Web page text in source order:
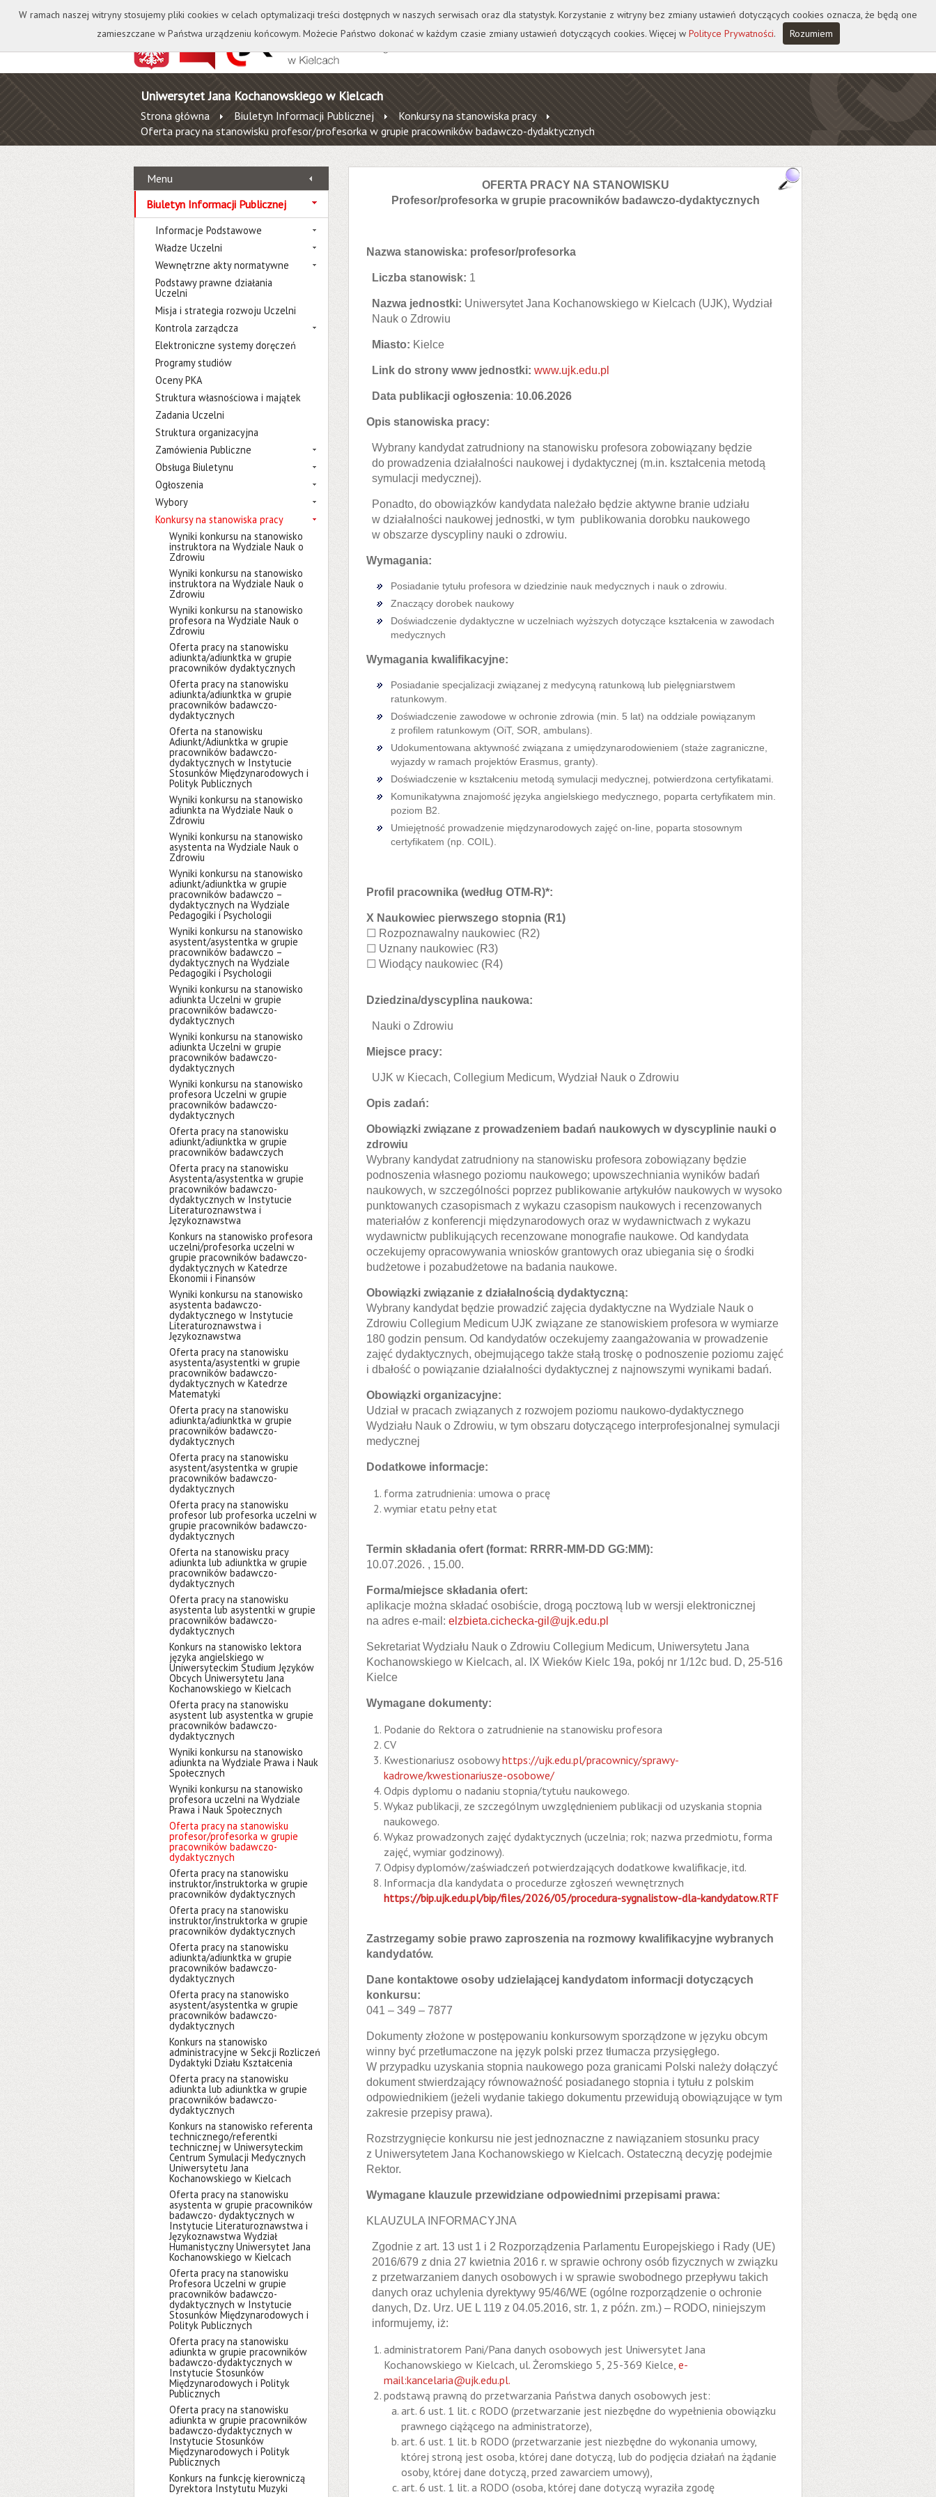
Kontakt Biblioteka Wydawnictwo Wirtualna Uczelnia A A A A
Uniwersytet Jana Kochanowskiego w Kielcach
Strona główna Biuletyn Informacji Publicznej
Konkursy na stanowiska pracy
Oferta pracy na stanowisku profesor/profesorka w grupie pracowników badawczo-dydaktycznych
Menu
Biuletyn Informacji Publicznej
Informacje Podstawowe
Władze Uczelni
Wewnętrzne akty normatywne
Podstawy prawne działania
Uczelni
Misja i strategia rozwoju Uczelni
Kontrola zarządcza
Elektroniczne systemy doręczeń
Programy studiów
Oceny PKA
Struktura własnościowa i majątek
Zadania Uczelni
Struktura organizacyjna
Zamówienia Publiczne
Obsługa Biuletynu
Ogłoszenia
Wybory
Konkursy na stanowiska pracy
Wyniki konkursu na stanowisko
instruktora na Wydziale Nauk o
Zdrowiu
Wyniki konkursu na stanowisko
instruktora na Wydziale Nauk o
Zdrowiu
Wyniki konkursu na stanowisko
profesora na Wydziale Nauk o
Zdrowiu
Oferta pracy na stanowisku
adiunkta/adiunktka w grupie
pracowników dydaktycznych
Oferta pracy na stanowisku
adiunkta/adiunktka w grupie
pracowników badawczo-
dydaktycznych
Oferta na stanowisku
Adiunkt/Adiunktka w grupie
pracowników badawczo-
dydaktycznych w Instytucie
Stosunków Międzynarodowych i
Polityk Publicznych
Wyniki konkursu na stanowisko
adiunkta na Wydziale Nauk o
Zdrowiu
Wyniki konkursu na stanowisko
asystenta na Wydziale Nauk o
Zdrowiu
Wyniki konkursu na stanowisko
adiunkt/adiunktka w grupie
pracowników badawczo –
dydaktycznych na Wydziale
Pedagogiki i Psychologii
Wyniki konkursu na stanowisko
asystent/asystentka w grupie
pracowników badawczo –
dydaktycznych na Wydziale
Pedagogiki i Psychologii
Wyniki konkursu na stanowisko
adiunkta Uczelni w grupie
pracowników badawczo-
dydaktycznych
Wyniki konkursu na stanowisko
adiunkta Uczelni w grupie
pracowników badawczo-
dydaktycznych
Wyniki konkursu na stanowisko
profesora Uczelni w grupie
pracowników badawczo-
dydaktycznych
Oferta pracy na stanowisku
adiunkt/adiunktka w grupie
pracowników badawczych
Oferta pracy na stanowisku
Asystenta/asystentka w grupie
pracowników badawczo-
dydaktycznych w Instytucie
Literaturoznawstwa i
Językoznawstwa
Konkurs na stanowisko profesora
uczelni/profesorka uczelni w
grupie pracowników badawczo-
dydaktycznych w Katedrze
Ekonomii i Finansów
Wyniki konkursu na stanowisko
asystenta badawczo-
dydaktycznego w Instytucie
Literaturoznawstwa i
Językoznawstwa
Oferta pracy na stanowisku
asystenta/asystentki w grupie
pracowników badawczo-
dydaktycznych w Katedrze
Matematyki
Oferta pracy na stanowisku
adiunkta/adiunktka w grupie
pracowników badawczo-
dydaktycznych
Oferta pracy na stanowisku
asystent/asystentka w grupie
pracowników badawczo-
dydaktycznych
Oferta pracy na stanowisku
profesor lub profesorka uczelni w
grupie pracowników badawczo-
dydaktycznych
Oferta na stanowisku pracy
adiunkta lub adiunktka w grupie
pracowników badawczo-
dydaktycznych
Oferta pracy na stanowisku
asystenta lub asystentki w grupie
pracowników badawczo-
dydaktycznych
Konkurs na stanowisko lektora
języka angielskiego w
Uniwersyteckim Studium Języków
Obcych Uniwersytetu Jana
Kochanowskiego w Kielcach
Oferta pracy na stanowisku
asystent lub asystentka w grupie
pracowników badawczo-
dydaktycznych
Wyniki konkursu na stanowisko
adiunkta na Wydziale Prawa i Nauk
Społecznych
Wyniki konkursu na stanowisko
profesora uczelni na Wydziale
Prawa i Nauk Społecznych
Oferta pracy na stanowisku
profesor/profesorka w grupie
pracowników badawczo-
dydaktycznych
Oferta pracy na stanowisku
instruktor/instruktorka w grupie
pracowników dydaktycznych
Oferta pracy na stanowisku
instruktor/instruktorka w grupie
pracowników dydaktycznych
Oferta pracy na stanowisku
adiunkta/adiunktka w grupie
pracowników badawczo-
dydaktycznych
Oferta pracy na stanowisko
asystent/asystentka w grupie
pracowników badawczo-
dydaktycznych
Konkurs na stanowisko
administracyjne w Sekcji Rozliczeń
Dydaktyki Działu Kształcenia
Oferta pracy na stanowisku
adiunkta lub adiunktka w grupie
pracowników badawczo-
dydaktycznych
Konkurs na stanowisko referenta
technicznego/referentki
technicznej w Uniwersyteckim
Centrum Symulacji Medycznych
Uniwersytetu Jana
Kochanowskiego w Kielcach
Oferta pracy na stanowisku
asystenta w grupie pracowników
badawczo- dydaktycznych w
Instytucie Literaturoznawstwa i
Językoznawstwa Wydział
Humanistyczny Uniwersytet Jana
Kochanowskiego w Kielcach
Oferta pracy na stanowisku
Profesora Uczelni w grupie
pracowników badawczo-
dydaktycznych w Instytucie
Stosunków Międzynarodowych i
Polityk Publicznych
Oferta pracy na stanowisku
adiunkta w grupie pracowników
badawczo-dydaktycznych w
Instytucie Stosunków
Międzynarodowych i Polityk
Publicznych
Oferta pracy na stanowisku
adiunkta w grupie pracowników
badawczo-dydaktycznych w
Instytucie Stosunków
Międzynarodowych i Polityk
Publicznych
Konkurs na funkcję kierowniczą
Dyrektora Instytutu Muzyki
OFERTA PRACY NA STANOWISKU
Profesor/profesorka w grupie pracowników badawczo-dydaktycznych
Nazwa stanowiska: profesor/profesorka
Liczba stanowisk: 1
Nazwa jednostki: Uniwersytet Jana Kochanowskiego w Kielcach (UJK), Wydział
Nauk o Zdrowiu
Miasto: Kielce
Link do strony www jednostki: www.ujk.edu.pl
Data publikacji ogłoszenia: 10.06.2026
Opis stanowiska pracy:
Wybrany kandydat zatrudniony na stanowisku profesora zobowiązany będzie
do prowadzenia działalności naukowej i dydaktycznej (m.in. kształcenia metodą
symulacji medycznej).
Ponadto, do obowiązków kandydata należało będzie aktywne branie udziału
w działalności naukowej jednostki, w tym publikowania dorobku naukowego
w obszarze dyscypliny nauki o zdrowiu.
Wymagania:
Posiadanie tytułu profesora w dziedzinie nauk medycznych i nauk o zdrowiu.
Znaczący dorobek naukowy
Doświadczenie dydaktyczne w uczelniach wyższych dotyczące kształcenia w zawodach
medycznych
Wymagania kwalifikacyjne:
Posiadanie specjalizacji związanej z medycyną ratunkową lub pielęgniarstwem
ratunkowym.
Doświadczenie zawodowe w ochronie zdrowia (min. 5 lat) na oddziale powiązanym
z profilem ratunkowym (OiT, SOR, ambulans).
Udokumentowana aktywność związana z umiędzynarodowieniem (staże zagraniczne,
wyjazdy w ramach projektów Erasmus, granty).
Doświadczenie w kształceniu metodą symulacji medycznej, potwierdzona certyfikatami.
Komunikatywna znajomość języka angielskiego medycznego, poparta certyfikatem min.
poziom B2.
Umiejętność prowadzenie międzynarodowych zajęć on-line, poparta stosownym
certyfikatem (np. COIL).
Profil pracownika (według OTM-R)*:
X Naukowiec pierwszego stopnia (R1)
☐ Rozpoznawalny naukowiec (R2)
☐ Uznany naukowiec (R3)
☐ Wiodący naukowiec (R4)
Dziedzina/dyscyplina naukowa:
Nauki o Zdrowiu
Miejsce pracy:
UJK w Kiecach, Collegium Medicum, Wydział Nauk o Zdrowiu
Opis zadań:
Obowiązki związane z prowadzeniem badań naukowych w dyscyplinie nauki o
zdrowiu
Wybrany kandydat zatrudniony na stanowisku profesora zobowiązany będzie
podnoszenia własnego poziomu naukowego; upowszechniania wyników badań
naukowych, w szczególności poprzez publikowanie artykułów naukowych w wysoko
punktowanych czasopismach z wykazu czasopism naukowych i recenzowanych
materiałów z konferencji międzynarodowych oraz w wydawnictwach z wykazu
wydawnictw publikujących recenzowane monografie naukowe. Od kandydata
oczekujemy opracowywania wniosków grantowych oraz ubiegania się o środki
budżetowe i pozabudżetowe na badania naukowe.
Obowiązki związanie z działalnością dydaktyczną:
Wybrany kandydat będzie prowadzić zajęcia dydaktyczne na Wydziale Nauk o
Zdrowiu Collegium Medicum UJK związane ze stanowiskiem profesora w wymiarze
180 godzin pensum. Od kandydatów oczekujemy zaangażowania w prowadzenie
zajęć dydaktycznych, obejmującego także stałą troskę o podnoszenie poziomu zajęć
i dbałość o powiązanie działalności dydaktycznej z najnowszymi wynikami badań.
Obowiązki organizacyjne:
Udział w pracach związanych z rozwojem poziomu naukowo-dydaktycznego
Wydziału Nauk o Zdrowiu, w tym obszaru dotyczącego interprofesjonalnej symulacji
medycznej
Dodatkowe informacje:
forma zatrudnienia: umowa o pracę
wymiar etatu pełny etat
Termin składania ofert (format: RRRR-MM-DD GG:MM):
10.07.2026. , 15.00.
Forma/miejsce składania ofert:
aplikacje można składać osobiście, drogą pocztową lub w wersji elektronicznej
na adres e-mail: elzbieta.cichecka-gil@ujk.edu.pl
Sekretariat Wydziału Nauk o Zdrowiu Collegium Medicum, Uniwersytetu Jana
Kochanowskiego w Kielcach, al. IX Wieków Kielc 19a, pokój nr 1/12c bud. D, 25-516
Kielce
Wymagane dokumenty:
Podanie do Rektora o zatrudnienie na stanowisku profesora
CV
Kwestionariusz osobowyhttps://ujk.edu.pl/pracownicy/sprawy-
kadrowe/kwestionariusze-osobowe/
Odpis dyplomu o nadaniu stopnia/tytułu naukowego.
Wykaz publikacji, ze szczególnym uwzględnieniem publikacji od uzyskania stopnia
naukowego.
Wykaz prowadzonych zajęć dydaktycznych (uczelnia; rok; nazwa przedmiotu, forma
zajęć, wymiar godzinowy).
Odpisy dyplomów/zaświadczeń potwierdzających dodatkowe kwalifikacje, itd.
Informacja dla kandydata o procedurze zgłoszeń wewnętrznych
https://bip.ujk.edu.pl/bip/files/2026/05/procedura-sygnalistow-dla-kandydatow.RTF
Zastrzegamy sobie prawo zaproszenia na rozmowy kwalifikacyjne wybranych
kandydatów.
Dane kontaktowe osoby udzielającej kandydatom informacji dotyczących
konkursu:
041 – 349 – 7877
Dokumenty złożone w postępowaniu konkursowym sporządzone w języku obcym
winny być przetłumaczone na język polski przez tłumacza przysięgłego.
W przypadku uzyskania stopnia naukowego poza granicami Polski należy dołączyć
dokument stwierdzający równoważność posiadanego stopnia i tytułu z polskim
odpowiednikiem (jeżeli wydanie takiego dokumentu przewidują obowiązujące w tym
zakresie przepisy prawa).
Rozstrzygnięcie konkursu nie jest jednoznaczne z nawiązaniem stosunku pracy
z Uniwersytetem Jana Kochanowskiego w Kielcach. Ostateczną decyzję podejmie
Rektor.
Wymagane klauzule przewidziane odpowiednimi przepisami prawa:
KLAUZULA INFORMACYJNA
Zgodnie z art. 13 ust 1 i 2 Rozporządzenia Parlamentu Europejskiego i Rady (UE)
2016/679 z dnia 27 kwietnia 2016 r. w sprawie ochrony osób fizycznych w związku
z przetwarzaniem danych osobowych i w sprawie swobodnego przepływu takich
danych oraz uchylenia dyrektywy 95/46/WE (ogólne rozporządzenie o ochronie
danych, Dz. Urz. UE L 119 z 04.05.2016, str. 1, z późn. zm.) – RODO, niniejszym
informujemy, iż:
administratorem Pani/Pana danych osobowych jest Uniwersytet Jana
Kochanowskiego w Kielcach, ul. Żeromskiego 5, 25-369 Kielce, e-
mail:kancelaria@ujk.edu.pl.
podstawą prawną do przetwarzania Państwa danych osobowych jest:
art. 6 ust. 1 lit. c RODO (przetwarzanie jest niezbędne do wypełnienia obowiązku
prawnego ciążącego na administratorze),
art. 6 ust. 1 lit. b RODO (przetwarzanie jest niezbędne do wykonania umowy,
której stroną jest osoba, której dane dotyczą, lub do podjęcia działań na żądanie
osoby, której dane dotyczą, przed zawarciem umowy),
art. 6 ust. 1 lit. a RODO (osoba, której dane dotyczą wyraziła zgodę
W ramach naszej witryny stosujemy pliki cookies w celach optymalizacji treści dostępnych w naszych serwisach oraz dla statystyk. Korzystanie z witryny bez zmiany ustawień dotyczących cookies oznacza, że będą one
zamieszczane w Państwa urządzeniu końcowym. Możecie Państwo dokonać w każdym czasie zmiany ustawień dotyczących cookies. Więcej w Polityce Prywatności. Rozumiem